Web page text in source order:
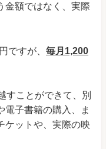
金額ではなく、実際
ですが、 毎月1,200
すことができて、別
電子書籍の購入、ま
ケットや、実際の映